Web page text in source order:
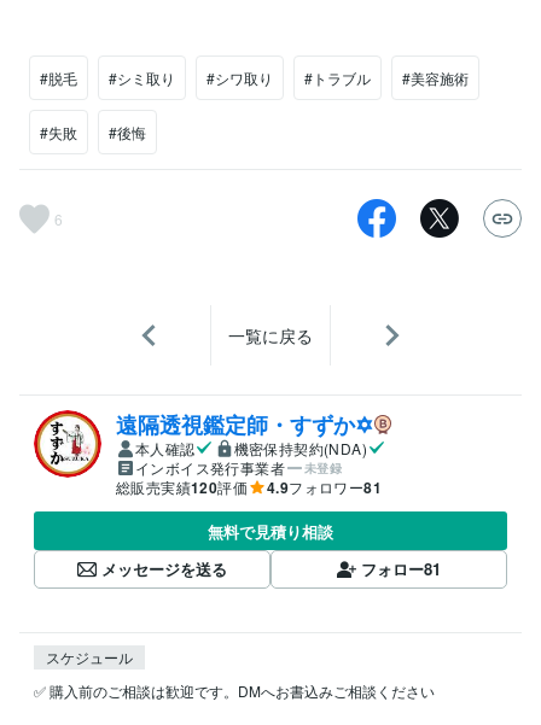
#脱毛 #シミ取り #シワ取り #トラブル #美容施術
#失敗 #後悔
6
一覧に戻る
遠隔透視鑑定師・すずか✡
本人確認
機密保持契約(NDA)
インボイス発行事業者
未登録
総販売実績120評価 4.9フォロワー81
無料で見積り相談
メッセージを送る
フォロー81
スケジュール
✅ 購入前のご相談は歓迎です。DMへお書込みご相談ください